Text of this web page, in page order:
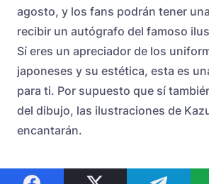
agosto, y los fans podrán tener
recibir un autógrafo del famoso
Sí eres un apreciador de los
japoneses y su estética, esta es
para ti. Por supuesto que sí
del dibujo, las ilustraciones de
encantarán.